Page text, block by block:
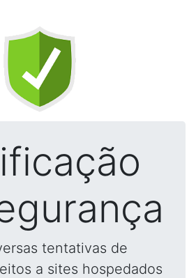
tentativas de
a sites hospedados